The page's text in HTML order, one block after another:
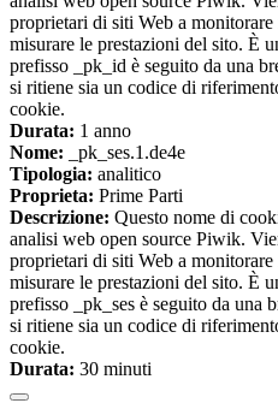
proprietari di siti Web a
misurare le prestazioni del sito. È
prefisso _pk_id è seguito da una
si ritiene sia un codice di
cookie.
Durata: 1 anno
Nome: _pk_ses.1.de4e
Tipologia: analitico
Proprieta: Prime Parti
Descrizione: Questo nome di
analisi web open source Piwik.
proprietari di siti Web a
misurare le prestazioni del sito. È
prefisso _pk_ses è seguito da una
si ritiene sia un codice di
cookie.
Durata: 30 minuti